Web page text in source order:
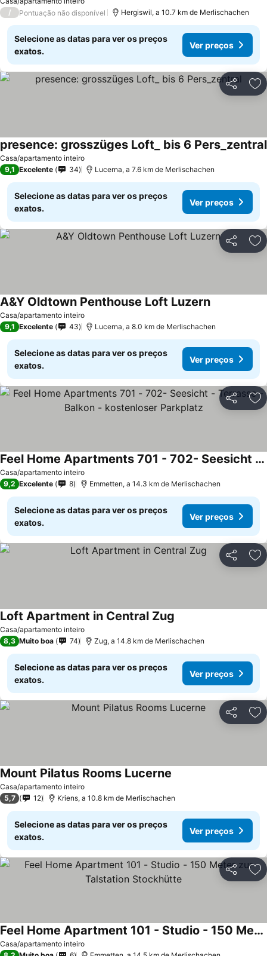
/
Pontuação não disponível Hergiswil, a 10.7 km de Merlischachen
Selecione as datas para ver os preços
exatos.
Ver preços
Partilhar
Casa/apartamento inteiro
presence: grosszüges Loft_ bis 6 Pers_zentral
9,1 Excelente 34 Lucerna, a 7.6 km de Merlischachen
Selecione as datas para ver os preços
exatos.
Ver preços
Partilhar
Casa/apartamento inteiro
A&Y Oldtown Penthouse Loft Luzern
9,1 Excelente 43 Lucerna, a 8.0 km de Merlischachen
Selecione as datas para ver os preços
exatos.
Ver preços
Partilhar
Casa/apartamento inteiro
Feel Home Apartments 701 - 702- Seesicht - Terrasse - Balkon - kostenloser Parkplatz
9,2 Excelente 8 Emmetten, a 14.3 km de Merlischachen
Selecione as datas para ver os preços
exatos.
Ver preços
Partilhar
Casa/apartamento inteiro
Loft Apartment in Central Zug
8,3 Muito boa 74 Zug, a 14.8 km de Merlischachen
Selecione as datas para ver os preços
exatos.
Ver preços
Partilhar
Casa/apartamento inteiro
Mount Pilatus Rooms Lucerne
5,7 12 Kriens, a 10.8 km de Merlischachen
Selecione as datas para ver os preços
exatos.
Ver preços
Partilhar
Casa/apartamento inteiro
Feel Home Apartment 101 - Studio - 150 Meter zur Talstation Stockhütte